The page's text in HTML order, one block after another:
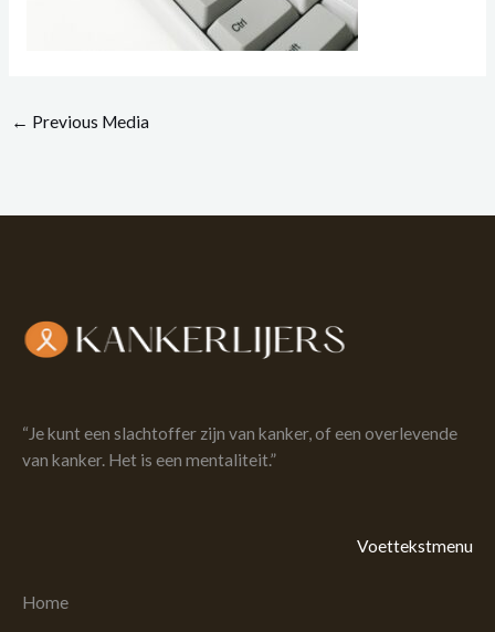
← Previous Media
“Je kunt een slachtoffer zijn van kanker, of een overlevende
van kanker. Het is een mentaliteit.”
Voettekstmenu
Home